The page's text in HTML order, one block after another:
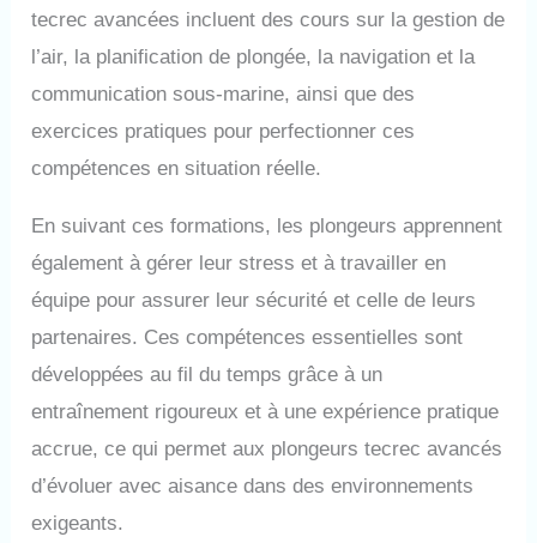
tecrec avancées incluent des cours sur la gestion de
l’air, la planification de plongée, la navigation et la
communication sous-marine, ainsi que des
exercices pratiques pour perfectionner ces
compétences en situation réelle.
En suivant ces formations, les plongeurs apprennent
également à gérer leur stress et à travailler en
équipe pour assurer leur sécurité et celle de leurs
partenaires. Ces compétences essentielles sont
développées au fil du temps grâce à un
entraînement rigoureux et à une expérience pratique
accrue, ce qui permet aux plongeurs tecrec avancés
d’évoluer avec aisance dans des environnements
exigeants.